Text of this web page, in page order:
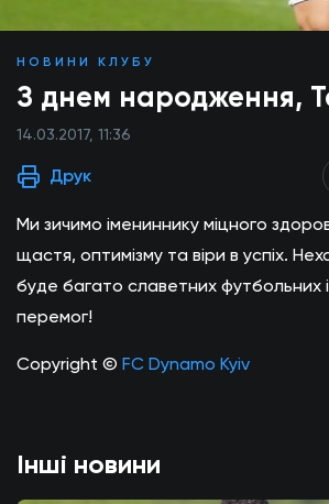
НОВИНИ КЛУБУ
З днем народження,
14.03.2017, 11:36
Друк
Ми зичимо імениннику міцного
щастя, оптимізму та віри в успіх.
буде багато славетних футбольних
перемог!
Copyright © FC Dynamo Kyiv
Інші новини